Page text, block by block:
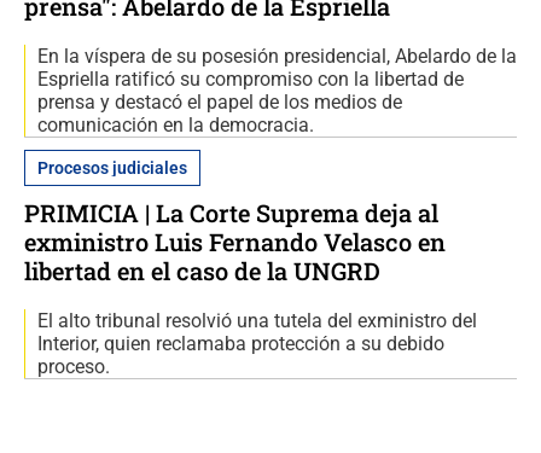
En la víspera de su posesión presidencial, Abelardo de la
Espriella ratificó su compromiso con la libertad de
prensa y destacó el papel de los medios de
comunicación en la democracia.
Procesos judiciales
PRIMICIA | La Corte Suprema deja al
exministro Luis Fernando Velasco en
libertad en el caso de la UNGRD
El alto tribunal resolvió una tutela del exministro del
Interior, quien reclamaba protección a su debido
proceso.